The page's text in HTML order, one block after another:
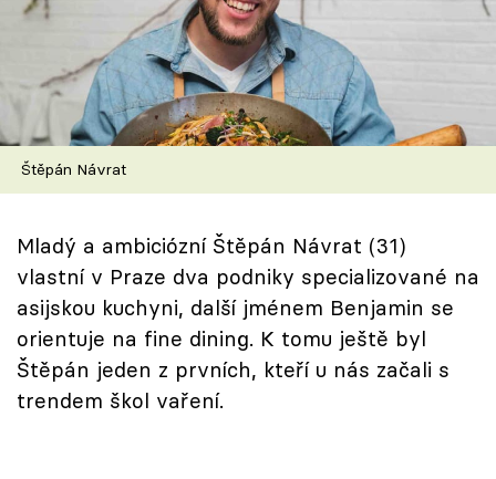
TV Program
Škola vaření
Recepty z TV
Těhotnej kuchař
Sledujte prima+
Přihlášení
Štěpán Návrat
Mladý a ambiciózní Štěpán Návrat (31)
vlastní v Praze dva podniky specializované na
asijskou kuchyni, další jménem Benjamin se
orientuje na fine dining. K tomu ještě byl
Štěpán jeden z prvních, kteří u nás začali s
trendem škol vaření.